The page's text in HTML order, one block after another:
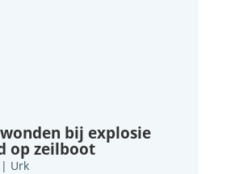
bij explosie
op zeilboot
Urk